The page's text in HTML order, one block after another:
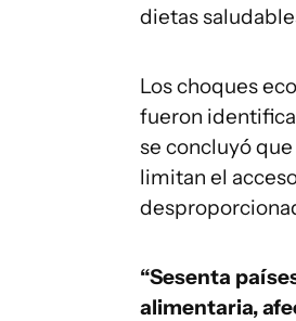
dietas
Los choques
fueron
se concluyó
limitan el
“Sesenta
alimentaria,